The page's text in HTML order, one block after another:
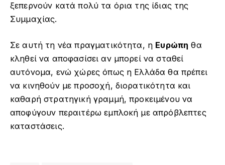
ξεπερνούν κατά πολύ τα όρια της ίδιας της
Συμμαχίας.
Σε αυτή τη νέα πραγματικότητα, η Ευρώπη θα
κληθεί να αποφασίσει αν μπορεί να σταθεί
αυτόνομα, ενώ χώρες όπως η Ελλάδα θα πρέπει
να κινηθούν με προσοχή, διορατικότητα και
καθαρή στρατηγική γραμμή, προκειμένου να
αποφύγουν περαιτέρω εμπλοκή με απρόβλεπτες
καταστάσεις.